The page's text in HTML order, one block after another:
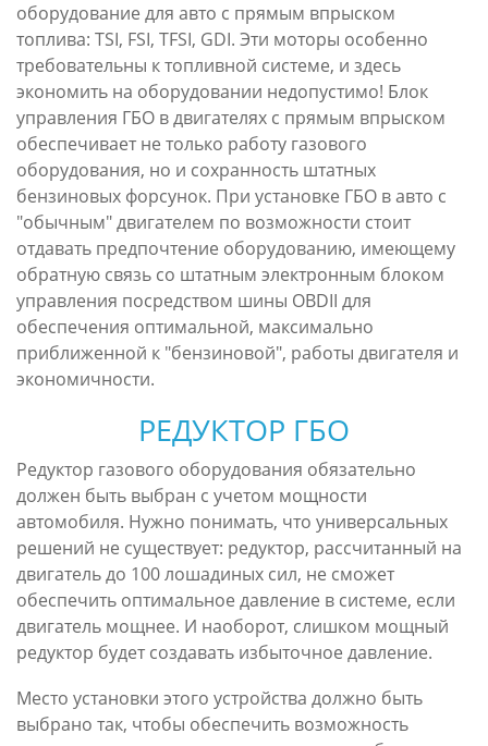
оборудование для авто с прямым впрыском
топлива: TSI, FSI, TFSI, GDI. Эти моторы особенно
требовательны к топливной системе, и здесь
экономить на оборудовании недопустимо! Блок
управления ГБО в двигателях с прямым впрыском
обеспечивает не только работу газового
оборудования, но и сохранность штатных
бензиновых форсунок. При установке ГБО в авто с
"обычным" двигателем по возможности стоит
отдавать предпочтение оборудованию, имеющему
обратную связь со штатным электронным блоком
управления посредством шины OBDII для
обеспечения оптимальной, максимально
приближенной к "бензиновой", работы двигателя и
экономичности.
РЕДУКТОР ГБО
Редуктор газового оборудования обязательно
должен быть выбран с учетом мощности
автомобиля. Нужно понимать, что универсальных
решений не существует: редуктор, рассчитанный на
двигатель до 100 лошадиных сил, не сможет
обеспечить оптимальное давление в системе, если
двигатель мощнее. И наоборот, слишком мощный
редуктор будет создавать избыточное давление.
Место установки этого устройства должно быть
выбрано так, чтобы обеспечить возможность